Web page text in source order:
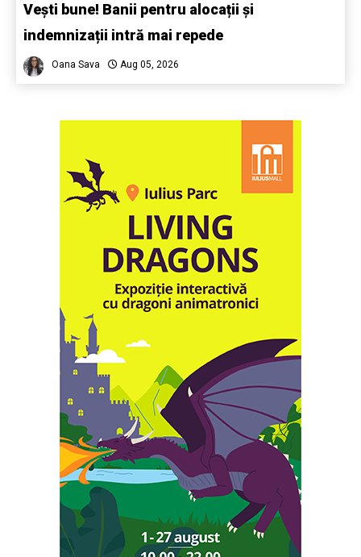
Vești bune! Banii pentru alocații și
indemnizații intră mai repede
Oana Sava Aug 05, 2026